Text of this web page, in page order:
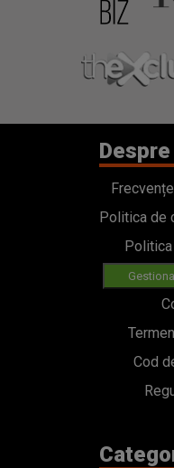
Politica de
Cod